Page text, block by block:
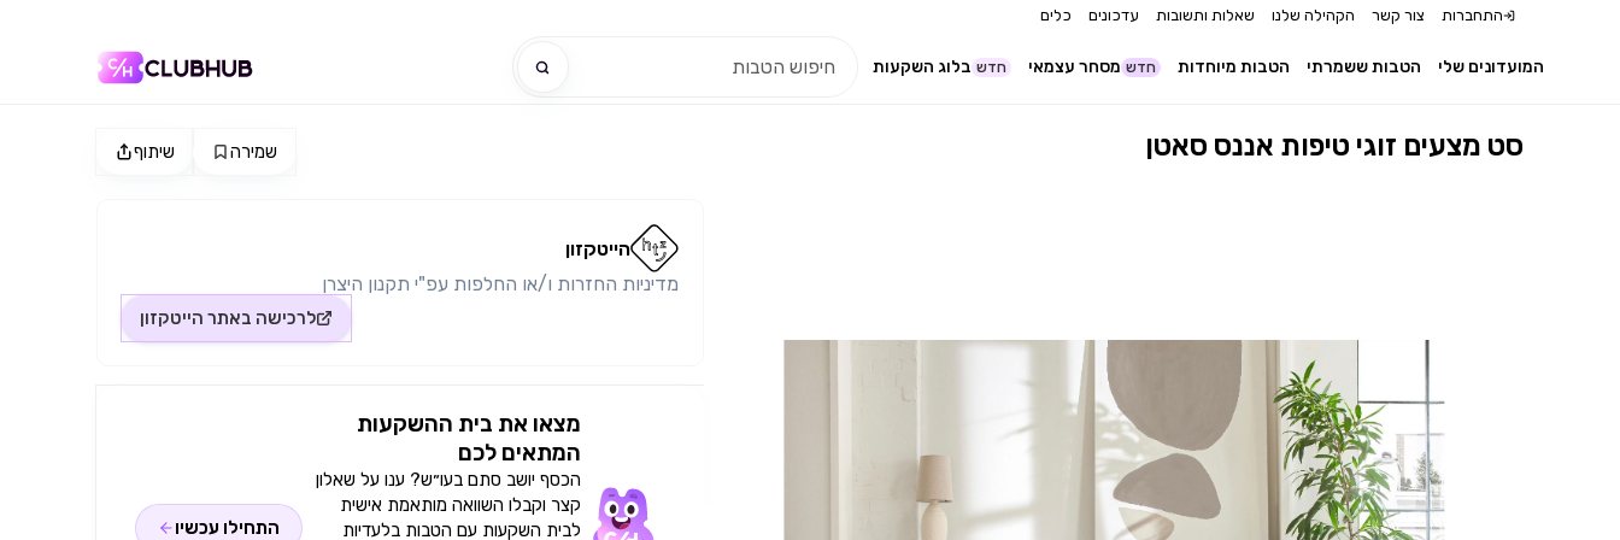
התחברות צור קשר הקהילה שלנו שאלות ותשובות עדכונים כלים
בלוג השקעות חדש מסחר עצמאי חדש הטבות מיוחדות הטבות ששמרתי המועדונים שלי
שיתוף שמירה סט מצעים זוגי טיפות אננס סאטן
הייטקזון
מדיניות החזרות ו/או החלפות עפ"י תקנון היצרן
לרכישה באתר הייטקזון
מצאו את בית ההשקעות
המתאים לכם
הכסף יושב סתם בעו״ש? ענו על שאלון
קצר וקבלו השוואה מותאמת אישית
לבית השקעות עם הטבות בלעדיות
התחילו עכשיו